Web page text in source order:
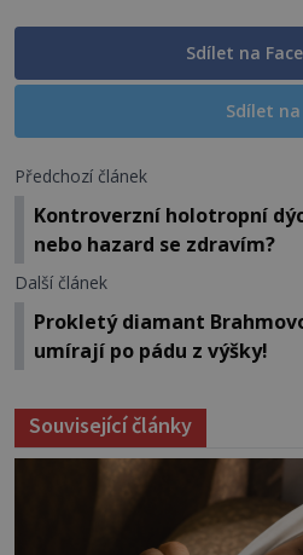
Sdílet na
Sdílet na
Předchozí článek
Kontroverzní holotropní
nebo hazard se zdravím?
Další článek
Prokletý diamant
umírají po pádu z výšky!
Související články